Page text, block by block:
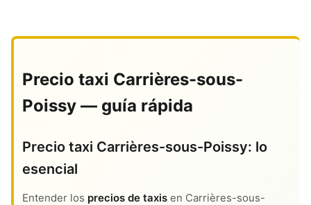
Precio taxi Carrières-sous-
Poissy — guía rápida
Precio taxi Carrières-sous-Poissy: lo
esencial
Entender los precios de taxis en Carrières-sous-